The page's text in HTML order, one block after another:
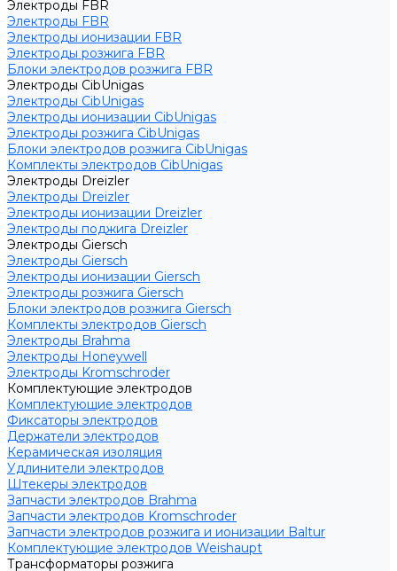
Электроды FBR
Электроды FBR
Электроды ионизации FBR
Электроды розжига FBR
Блоки электродов розжига FBR
Электроды CibUnigas
Электроды CibUnigas
Электроды ионизации CibUnigas
Электроды розжига CibUnigas
Блоки электродов розжига CibUnigas
Комплекты электродов CibUnigas
Электроды Dreizler
Электроды Dreizler
Электроды ионизации Dreizler
Электроды поджига Dreizler
Электроды Giersch
Электроды Giersch
Электроды ионизации Giersch
Электроды розжига Giersch
Блоки электродов розжига Giersch
Комплекты электродов Giersch
Электроды Brahma
Электроды Honeywell
Электроды Kromschroder
Комплектующие электродов
Комплектующие электродов
Фиксаторы электродов
Держатели электродов
Керамическая изоляция
Удлинители электродов
Штекеры электродов
Запчасти электродов Brahma
Запчасти электродов Kromschroder
Запчасти электродов розжига и ионизации Baltur
Комплектующие электродов Weishaupt
Трансформаторы розжига